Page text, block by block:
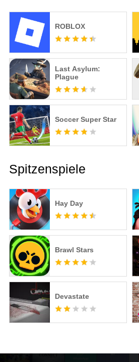
ROBLOX
Last Asylum:
Plague
Soccer Super Star
Spitzenspiele
Hay Day
Brawl Stars
Devastate